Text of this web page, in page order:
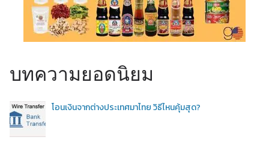
บทความยอดนิยม
โอนเงินจากต่างประเทศมาไทย วิธีไหนคุ้มสุด?